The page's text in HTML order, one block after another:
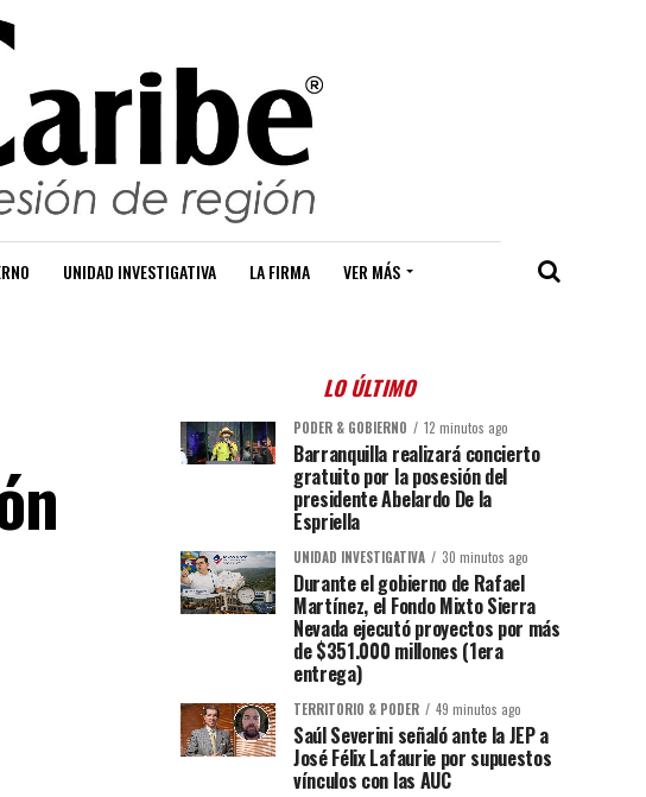
UNIDAD INVESTIGATIVA LA FIRMA VER MÁS
LO ÚLTIMO
PODER & GOBIERNO 12 minutos ago
Barranquilla realizará concierto
gratuito por la posesión del
presidente Abelardo De la
Espriella
UNIDAD INVESTIGATIVA 30 minutos ago
Durante el gobierno de Rafael
Martínez, el Fondo Mixto Sierra
Nevada ejecutó proyectos por más
de $351.000 millones (1era
entrega)
TERRITORIO & PODER 49 minutos ago
Saúl Severini señaló ante la JEP a
José Félix Lafaurie por supuestos
vínculos con las AUC